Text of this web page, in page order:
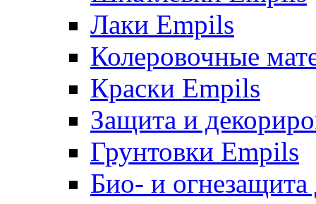
Лаки Empils
Колеровочные
Краски Empils
Защита и
Грунтовки Empils
Био- и